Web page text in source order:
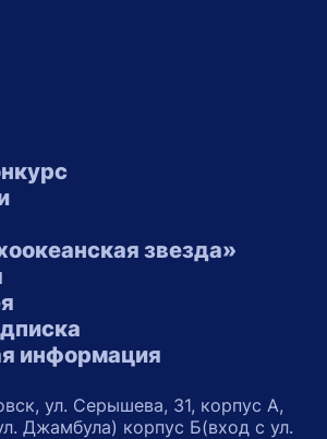
звезда»
информация
ул. Серышева, 31, корпус А,
Джамбула) корпус Б(вход с ул.